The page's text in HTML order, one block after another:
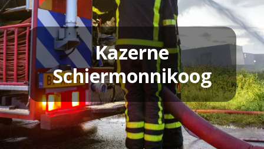
Kazerne
Schiermonnikoog